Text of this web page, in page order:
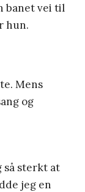
banet vei til
hun.
Mens
og
så sterkt at
jeg en